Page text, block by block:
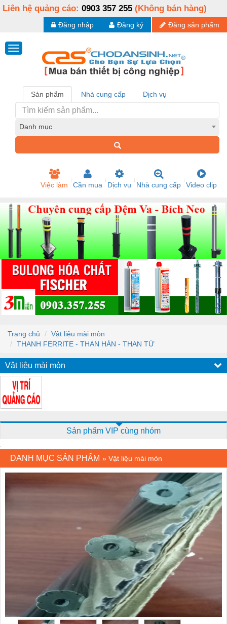
Liên hệ quảng cáo: 0903 357 255 (Không bán hàng)
Đăng sản phẩm
Đăng ký
Đăng nhập
Sản phẩm Nhà cung cấp Dịch vụ
Danh mục
Việc làm Cần mua Dịch vụ Nhà cung cấp Video clip
Trang chủ
Vật liệu mài mòn
THANH FERRITE - THAN HÀN - THAN TỪ
Vật liệu mài mòn
Sản phẩm VIP cùng nhóm
DANH MỤC SẢN PHẨM » Vật liệu mài mòn